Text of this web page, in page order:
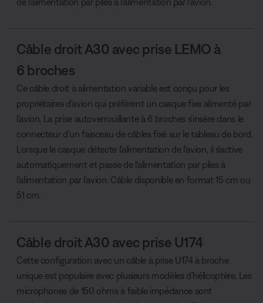
Câble droit A30 avec prise LEMO à
6 broches
Ce câble droit à alimentation variable est conçu pour les
propriétaires d'avion qui préfèrent un casque fixe alimenté par
l'avion. La prise autoverrouillante à 6 broches s'insère dans le
connecteur d'un faisceau de câbles fixé sur le tableau de bord.
Lorsque le casque détecte l'alimentation de l'avion, il s'active
automatiquement et passe de l'alimentation par piles à
l'alimentation par l'avion. Câble disponible en format 15 cm ou
51 cm.
Câble droit A30 avec prise U174
Cette configuration avec un câble à prise U174 à broche
unique est populaire avec plusieurs modèles d’hélicoptère. Les
microphones de 150 ohms à faible impédance sont